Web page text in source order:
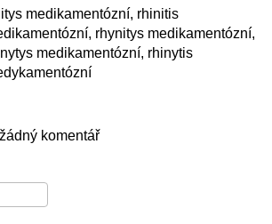
medikamentózní, rhinitis
rhynitys medikamentózní,
medikamentózní, rhinytis
komentář